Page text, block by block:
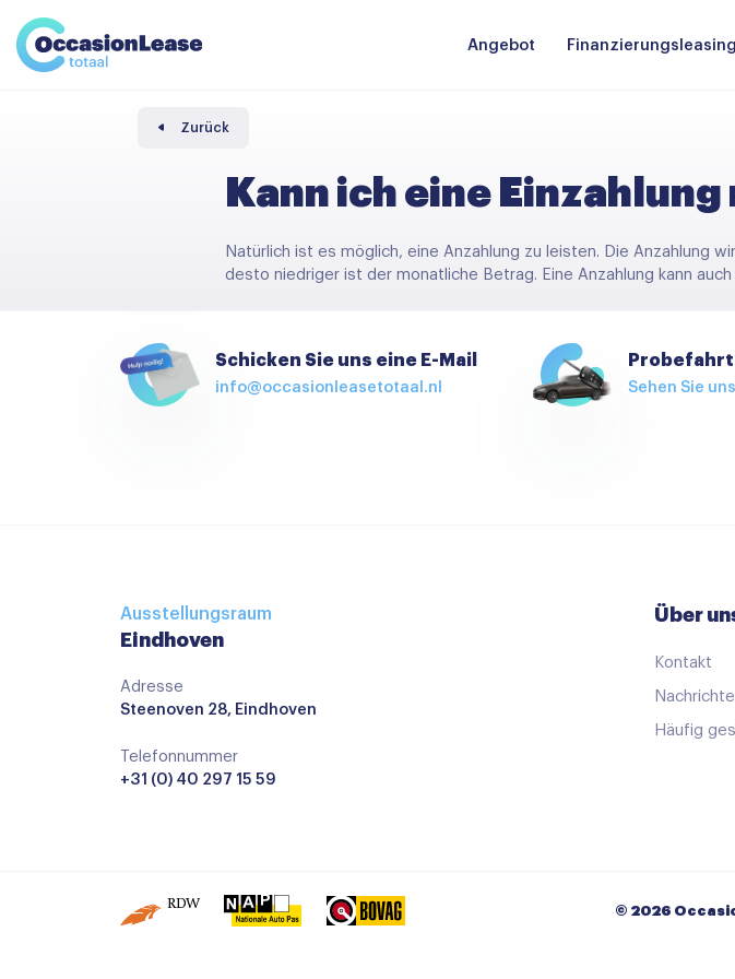
Angebot Finanzierungsleasing
Unternehmer
Nachrichten und tipps
Häufig gestellte Fragen
Komparator
Zurück
Kann ich eine Einzahlung
Natürlich ist es möglich, eine Anzahlung zu leisten. Die Anzahlung
desto niedriger ist der monatliche Betrag. Eine Anzahlung kann
Schicken Sie uns eine E-Mail
info@occasionleasetotaal.nl Sehen Sie
Ausstellungsraum
Eindhoven
Adresse
Steenoven 28, Eindhoven
Telefonnummer
+31 (0) 40 297 15 59
Über
Kontakt
Häufig
© 2026